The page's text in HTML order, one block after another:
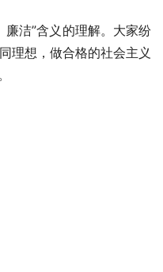
洁”含义的理解。大家纷
理想，做合格的社会主义